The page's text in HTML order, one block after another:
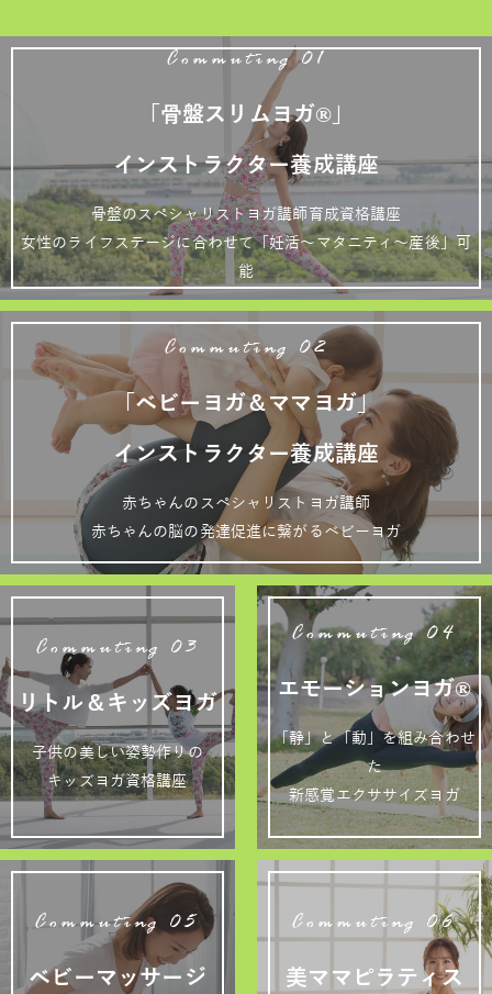
Commuting 01
「骨盤スリムヨガ®」
インストラクター養成講座
骨盤のスペシャリストヨガ講師育成資格講座
女性のライフステージに合わせて「妊活～マタニティ～産後」可
能
Commuting 02
「ベビーヨガ＆ママヨガ」
インストラクター養成講座
赤ちゃんのスペシャリストヨガ講師
赤ちゃんの脳の発達促進に繋がるベビーヨガ
Commuting 03
リトル＆キッズヨガ
子供の美しい姿勢作りの
キッズヨガ資格講座
Commuting 04
エモーションヨガ®
「静」と「動」を組み合わせ
た
新感覚エクササイズヨガ
Commuting 05
ベビーマッサージ
Commuting 06
美ママピラティス